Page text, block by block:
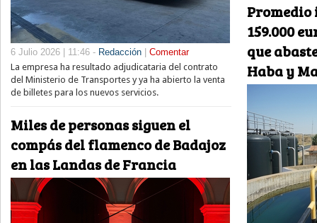
6 Julio 2026 | 11:46 - Redacción
Comentar
La empresa ha resultado adjudicataria del contrato
del Ministerio de Transportes y ya ha abierto la venta
de billetes para los nuevos servicios.
Miles de personas siguen el
compás del flamenco de Badajoz
en las Landas de Francia
Promedio
159.000
que
Haba y